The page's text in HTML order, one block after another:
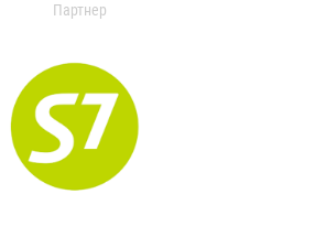
Партнер